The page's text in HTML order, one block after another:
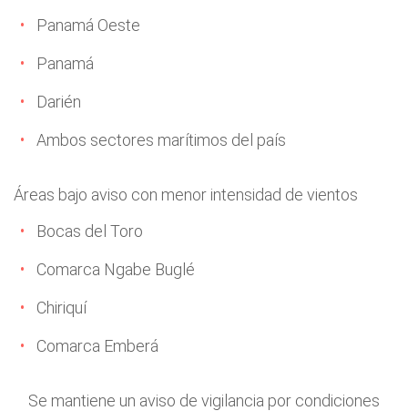
Panamá Oeste
Panamá
Darién
Ambos sectores marítimos del país
Áreas bajo aviso con menor intensidad de vientos
Bocas del Toro
Comarca Ngabe Buglé
Chiriquí
Comarca Emberá
Se mantiene un aviso de vigilancia por condiciones